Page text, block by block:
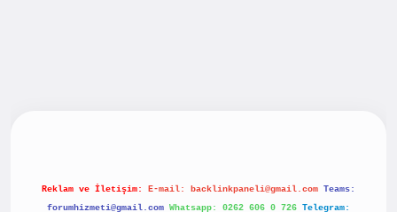
Reklam ve İletişim: E-mail: backlinkpaneli@gmail.com Teams:
forumhizmeti@gmail.com Whatsapp: 0262 606 0 726 Telegram: